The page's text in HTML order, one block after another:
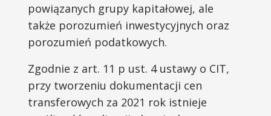
powiązanych grupy kapitałowej, ale
także porozumień inwestycyjnych oraz
porozumień podatkowych.
Zgodnie z art. 11 p ust. 4 ustawy o CIT,
przy tworzeniu dokumentacji cen
transferowych za 2021 rok istnieje